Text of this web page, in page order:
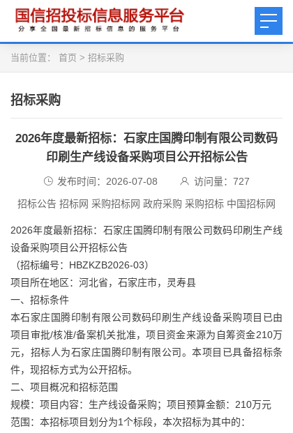
当前位置： 首页 > 招标采购
招标采购
2026年度最新招标：石家庄国腾印制有限公司数码
印刷生产线设备采购项目公开招标公告
发布时间：2026-07-08 访问量： 727
招标公告 招标网 采购招标网 政府采购 采购招标 中国招标网
2026年度最新招标：石家庄国腾印制有限公司数码印刷生产线
设备采购项目公开招标公告
（招标编号：HBZKZB2026-03）
项目所在地区：河北省，石家庄市，灵寿县
一、招标条件
本石家庄国腾印制有限公司数码印刷生产线设备采购项目已由
项目审批/核准/备案机关批准，项目资金来源为自筹资金210万
元，招标人为石家庄国腾印制有限公司。本项目已具备招标条
件，现招标方式为公开招标。
二、项目概况和招标范围
规模：项目内容：生产线设备采购；项目预算金额：210万元
范围：本招标项目划分为1个标段，本次招标为其中的：